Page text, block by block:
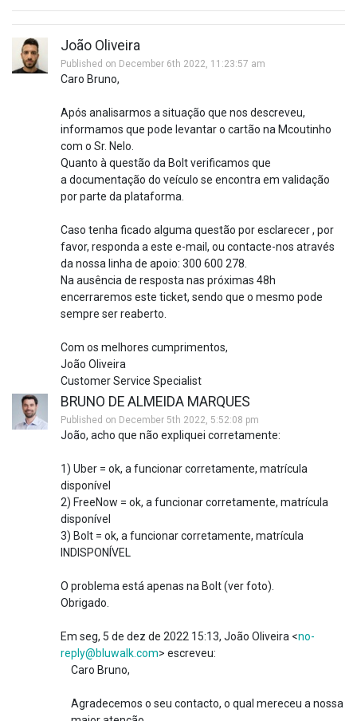
João Oliveira
Published on December 6th 2022, 11:23:57 am
Caro Bruno,
Após analisarmos a situação que nos descreveu,
informamos que pode levantar o cartão na Mcoutinho
com o Sr. Nelo.
Quanto à questão da Bolt verificamos que
a documentação do veículo se encontra em validação
por parte da plataforma.
Caso tenha ficado alguma questão por esclarecer , por
favor, responda a este e-mail, ou contacte-nos através
da nossa linha de apoio: 300 600 278.
Na ausência de resposta nas próximas 48h
encerraremos este ticket, sendo que o mesmo pode
sempre ser reaberto.
Com os melhores cumprimentos,
João Oliveira
Customer Service Specialist
BRUNO DE ALMEIDA MARQUES
Published on December 5th 2022, 5:52:08 pm
João, acho que não expliquei corretamente:
1) Uber = ok, a funcionar corretamente, matrícula
disponível
2) FreeNow = ok, a funcionar corretamente, matrícula
disponível
3) Bolt = ok, a funcionar corretamente, matrícula
INDISPONÍVEL
O problema está apenas na Bolt (ver foto).
Obrigado.
Em seg, 5 de dez de 2022 15:13, João Oliveira <no-
reply@bluwalk.com> escreveu:
Caro Bruno,
Agradecemos o seu contacto, o qual mereceu a nossa